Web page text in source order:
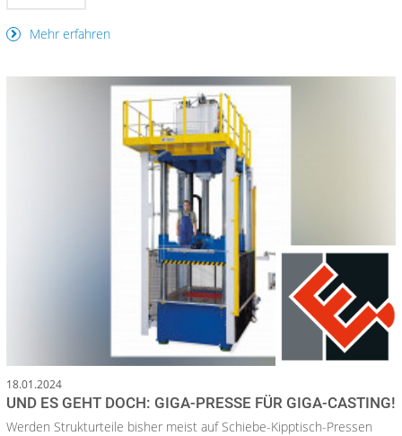
Mehr erfahren
18.01.2024
UND ES GEHT DOCH: GIGA-PRESSE FÜR GIGA-CASTING!
Werden Strukturteile bisher meist auf Schiebe-Kipptisch-Pressen